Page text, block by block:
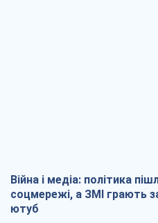
Війна і медіа: політика
соцмережі, а ЗМІ грають
ютуб